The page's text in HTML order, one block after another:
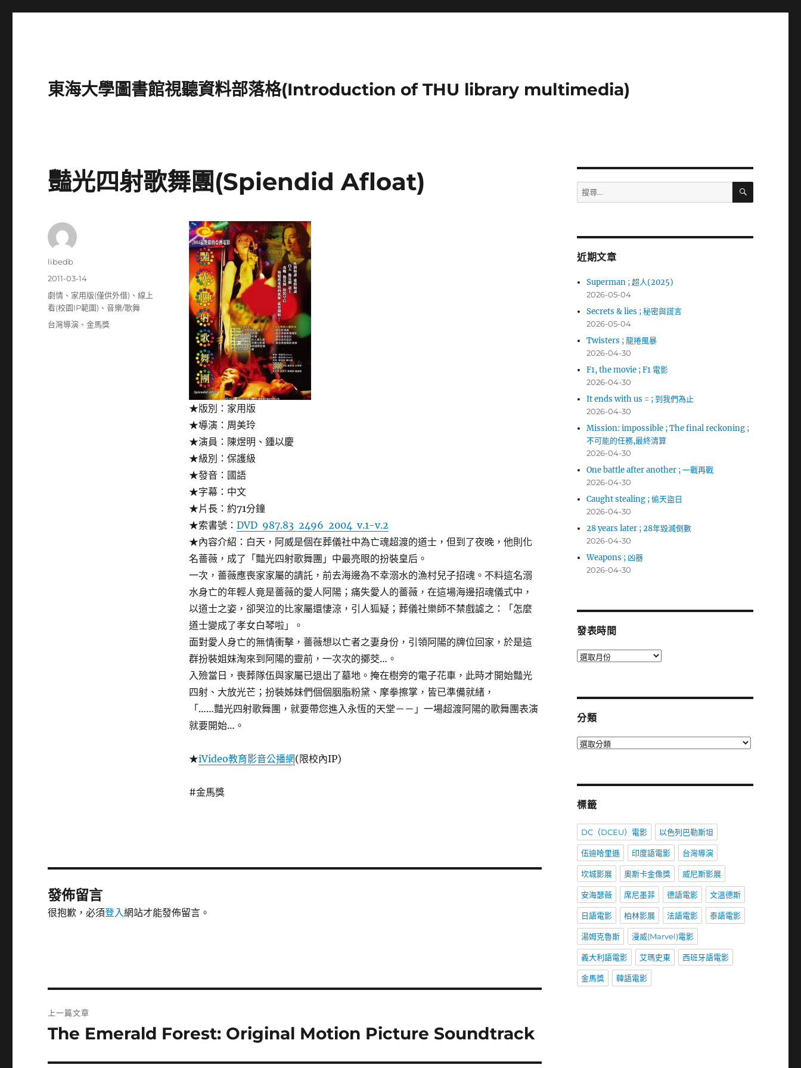
東海大學圖書館視聽資料部落格(Introduction of THU library multimedia)
豔光四射歌舞團(Spiendid Afloat)
★版別：家用版
★導演：周美玲
★演員：陳煜明、鍾以慶
★級別：保護級
★發音：國語
★字幕：中文
★片長：約71分鐘
★索書號： DVD 987.83 2496 2004 v.1-v.2
★內容介紹：白天，阿威是個在葬儀社中為亡魂超渡的道士，但到了夜晚，他則化
名薔薇，成了「豔光四射歌舞團」中最亮眼的扮裝皇后。
一次，薔薇應喪家家屬的請託，前去海邊為不幸溺水的漁村兒子招魂。不料這名溺
水身亡的年輕人竟是薔薇的愛人阿陽；痛失愛人的薔薇，在這場海邊招魂儀式中，
以道士之姿，卻哭泣的比家屬還悽涼，引人狐疑；葬儀社樂師不禁戲謔之：「怎麼
道士變成了孝女白琴啦」。
面對愛人身亡的無情衝擊，薔薇想以亡者之妻身份，引領阿陽的牌位回家，於是這
群扮裝姐妹淘來到阿陽的靈前，一次次的擲茭…。
入殮當日，喪葬隊伍與家屬已退出了墓地。掩在樹旁的電子花車，此時才開始豔光
四射、大放光芒；扮裝姊妹們個個胭脂粉黛、摩拳擦掌，皆已準備就緒，
「……豔光四射歌舞團，就要帶您進入永恆的天堂－－」一場超渡阿陽的歌舞團表演
就要開始…。
★iVideo教育影音公播網(限校內IP)
#金馬獎
作
libedb
發
佈
日
2011-03-14
分
類
劇情 、 家用版(僅供外借) 、線上
看(校園IP範圍) 、音樂/歌舞
標
台灣導演 、金馬獎
發佈留言
很抱歉，必須登入網站才能發佈留言。
章
上一篇文章
上
篇
The Emerald Forest: Original Motion Picture Soundtrack
搜
尋
字:
搜
近期文章
Superman ; 超人(2025)
2026-05-04
Secrets & lies ; 秘密與謊言
2026-05-04
Twisters ; 龍捲風暴
2026-04-30
F1, the movie ; F1 電影
2026-04-30
It ends with us = ; 到我們為止
2026-04-30
Mission: impossible ; The final reckoning ;
不可能的任務,最終清算
2026-04-30
One battle after another ; 一戰再戰
2026-04-30
Caught stealing ; 偷天盜日
2026-04-30
28 years later ; 28年毀滅倒數
2026-04-30
Weapons ; 凶器
2026-04-30
發表時間
發
分類
分
標籤
DC（DCEU）電影 以色列巴勒斯坦
伍迪哈里遜 印度語電影 台灣導演
坎城影展 奧斯卡金像獎 威尼斯影展
安海瑟薇 席尼墨菲 德語電影 文溫德斯
日語電影 柏林影展 法語電影 泰語電影
湯姆克魯斯 漫威(Marvel)電影
義大利語電影 艾瑪史東 西班牙語電影
金馬獎 韓語電影